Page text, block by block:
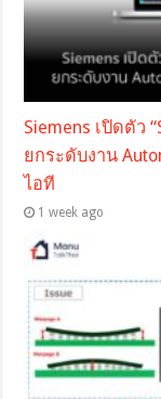
Siemens เปิดตัว
ยกระดับงาน
ไอที
1 week ago